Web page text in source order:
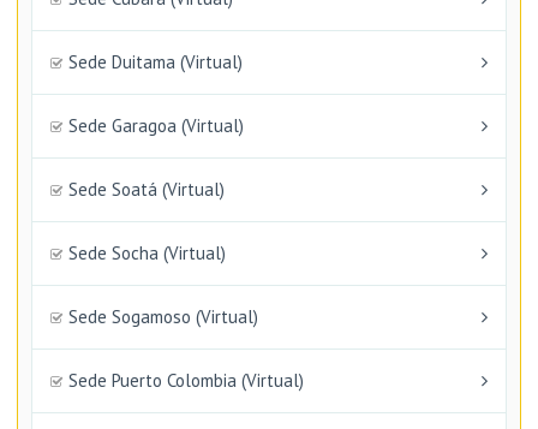
Sede Duitama (Virtual)
Sede Garagoa (Virtual)
Sede Soatá (Virtual)
Sede Socha (Virtual)
Sede Sogamoso (Virtual)
Sede Puerto Colombia (Virtual)